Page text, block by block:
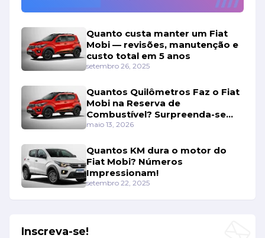
Quanto custa manter um Fiat
Mobi — revisões, manutenção e
custo total em 5 anos
setembro 26, 2025
Quantos Quilômetros Faz o Fiat
Mobi na Reserva de
Combustível? Surpreenda-se
Com os Números!
maio 13, 2026
Quantos KM dura o motor do
Fiat Mobi? Números
Impressionam!
setembro 22, 2025
Inscreva-se!